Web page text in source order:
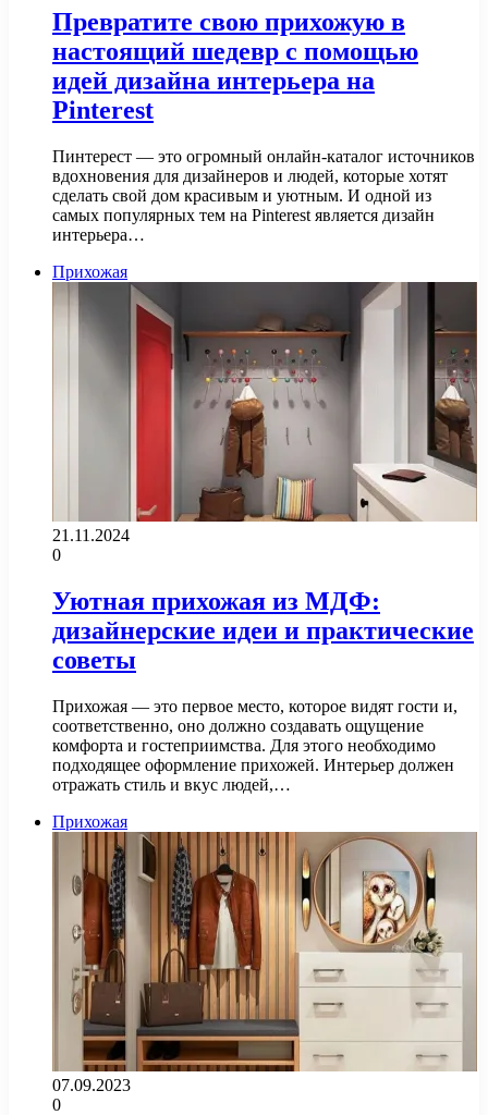
Превратите свою прихожую в
настоящий шедевр с помощью
идей дизайна интерьера на
Pinterest
Пинтерест — это огромный онлайн-каталог источников
вдохновения для дизайнеров и людей, которые хотят
сделать свой дом красивым и уютным. И одной из
самых популярных тем на Pinterest является дизайн
интерьера…
Прихожая
21.11.2024
0
Уютная прихожая из МДФ:
дизайнерские идеи и практические
советы
Прихожая — это первое место, которое видят гости и,
соответственно, оно должно создавать ощущение
комфорта и гостеприимства. Для этого необходимо
подходящее оформление прихожей. Интерьер должен
отражать стиль и вкус людей,…
Прихожая
07.09.2023
0